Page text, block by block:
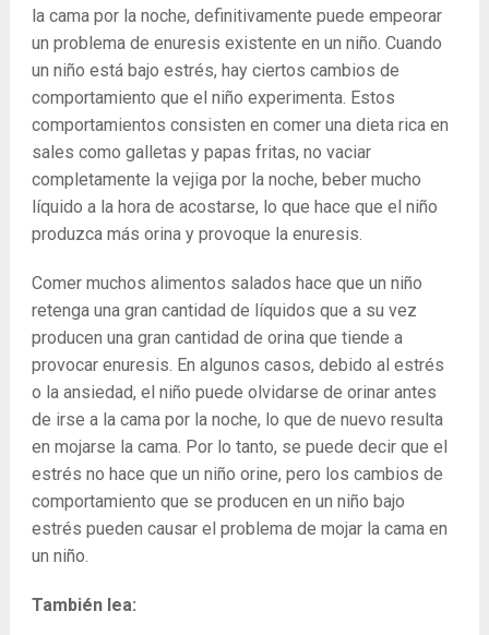
la cama por la noche, definitivamente puede empeorar
un problema de enuresis existente en un niño. Cuando
un niño está bajo estrés, hay ciertos cambios de
comportamiento que el niño experimenta. Estos
comportamientos consisten en comer una dieta rica en
sales como galletas y papas fritas, no vaciar
completamente la vejiga por la noche, beber mucho
líquido a la hora de acostarse, lo que hace que el niño
produzca más orina y provoque la enuresis.
Comer muchos alimentos salados hace que un niño
retenga una gran cantidad de líquidos que a su vez
producen una gran cantidad de orina que tiende a
provocar enuresis. En algunos casos, debido al estrés
o la ansiedad, el niño puede olvidarse de orinar antes
de irse a la cama por la noche, lo que de nuevo resulta
en mojarse la cama. Por lo tanto, se puede decir que el
estrés no hace que un niño orine, pero los cambios de
comportamiento que se producen en un niño bajo
estrés pueden causar el problema de mojar la cama en
un niño.
También lea: